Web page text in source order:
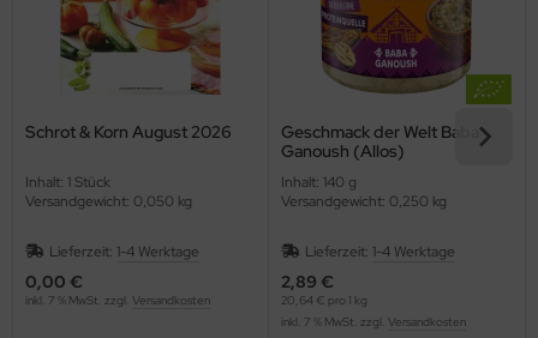
Schrot & Korn August 2026
Inhalt: 1 Stück
Versandgewicht: 0,050 kg
Lieferzeit: 1-4 Werktage
0,00 €
inkl. 7 % MwSt. zzgl. Versandkosten
Geschmack der Welt Baba
Ganoush (Allos)
Inhalt: 140 g
Versandgewicht: 0,250 kg
Lieferzeit: 1-4 Werktage
2,89 €
20,64 € pro 1 kg
inkl. 7 % MwSt. zzgl. Versandkosten